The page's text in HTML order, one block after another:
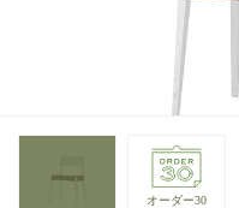
オーダー30